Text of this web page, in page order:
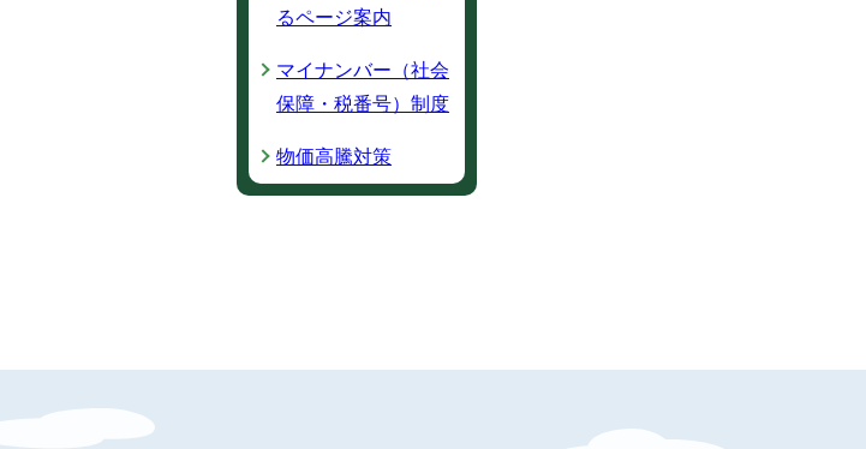
るページ案内
マイナンバー（社会
保障・税番号）制度
物価高騰対策